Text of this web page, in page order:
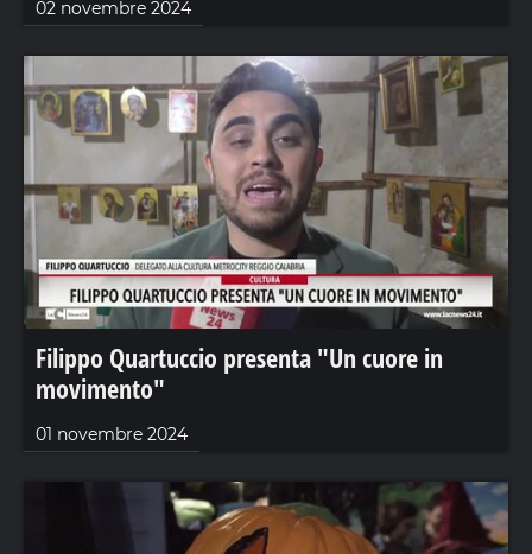
02 novembre 2024
Filippo Quartuccio presenta "Un cuore in
movimento"
01 novembre 2024